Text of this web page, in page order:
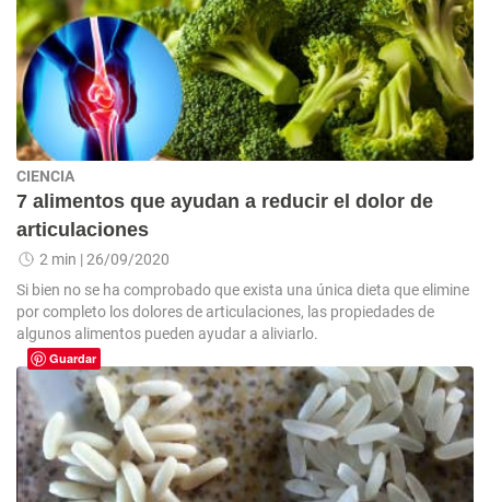
CIENCIA
7 alimentos que ayudan a reducir el dolor de
articulaciones
2 min | 26/09/2020
Si bien no se ha comprobado que exista una única dieta que elimine
por completo los dolores de articulaciones, las propiedades de
algunos alimentos pueden ayudar a aliviarlo.
Guardar